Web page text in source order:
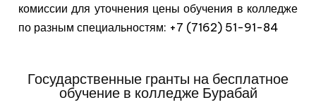
комиссии для уточнения цены обучения в колледже
по разным специальностям: +7 (7162) 51-91-84
Государственные гранты на бесплатное
обучение в колледже Бурабай